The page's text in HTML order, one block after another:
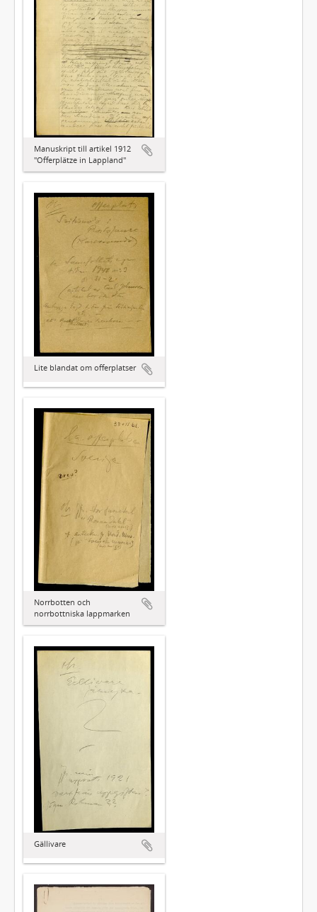
Manuskript till artikel 1912
"Offerplätze in Lappland"
Lite blandat om offerplatser
Norrbotten och
norrbottniska lappmarken
Gällivare